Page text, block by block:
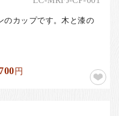
のカップです。木と漆の
円